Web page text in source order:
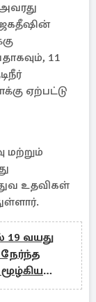
11
ஏற்பட்டு
மற்றும்
உதவிகள்
19 வயது